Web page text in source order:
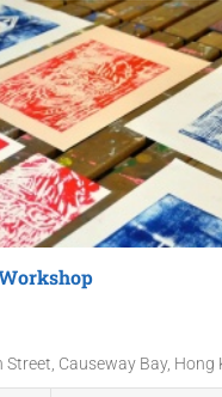
Causeway Bay, Hong